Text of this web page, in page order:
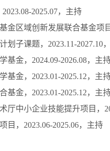
2025.07，主持
金区域创新发展联合基金项
划子课题，2023.11-2027.10
基金，2024.09-2026.08，主
基金，2023.01-2025.12，主
基金，2023.01-2025.12，主
厅中小企业技能提升项目，
目，2023.06-2025.06，主持